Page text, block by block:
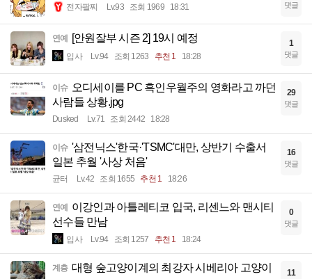
전자팔찌 Lv.93 조회 1969 18:31 댓글
연예 [안원잘부 시즌 2] 19시 예정
입사 Lv.94 조회 1263 추천 1 18:28
1
댓글
이슈 오디세이를 PC 흑인우월주의 영화라고 까던
사람들 상황.jpg
Dusked Lv.71 조회 2442 18:28
29
댓글
이슈 '삼전닉스'한국·'TSMC'대만, 상반기 수출서
일본 추월 '사상 처음'
균터 Lv.42 조회 1655 추천 1 18:26
16
댓글
연예
이강인과 아틀레티코 입국, 리센느와 맨시티
선수들 만남
입사 Lv.94 조회 1257 추천 1 18:24
0
댓글
계층 대형 숲고양이계의 최강자 시베리아 고양이 11